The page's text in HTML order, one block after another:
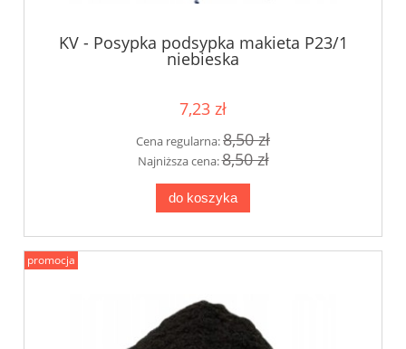
KV - Posypka podsypka makieta P23/1
niebieska
7,23 zł
Cena regularna:8,50 zł
Najniższa cena:8,50 zł
do koszyka
promocja